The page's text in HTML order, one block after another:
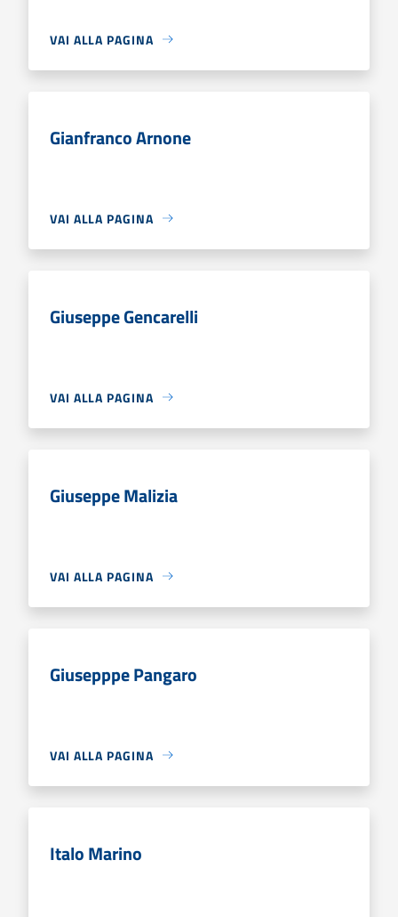
VAI ALLA PAGINA
Gianfranco Arnone
VAI ALLA PAGINA
Giuseppe Gencarelli
VAI ALLA PAGINA
Giuseppe Malizia
VAI ALLA PAGINA
Giusepppe Pangaro
VAI ALLA PAGINA
Italo Marino